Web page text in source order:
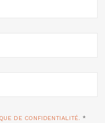
DE CONFIDENTIALITÉ. *